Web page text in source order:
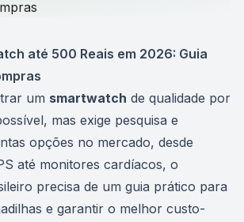
até 500 Reais em 2026: Guia
um smartwatch de qualidade por
mas exige pesquisa e
opções no mercado, desde
até monitores cardíacos, o
precisa de um guia prático para
e garantir o melhor custo-